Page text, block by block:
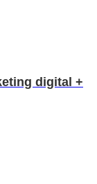
digital +